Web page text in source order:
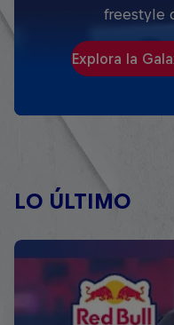
freestyle
Explora la
LO ÚLTIMO